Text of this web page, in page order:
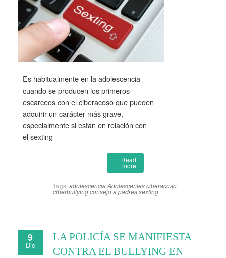
Es habitualmente en la adolescencia
cuando se producen los primeros
escarceos con el ciberacoso que pueden
adquirir un carácter más grave,
especialmente si están en relación con
el sexting
Read
more
Tags: adolescencia Adolescentesciberacoso
ciberbullyingconsejo a padressexting
9
Dic
LA POLICÍA SE MANIFIESTA
CONTRA EL BULLYING EN